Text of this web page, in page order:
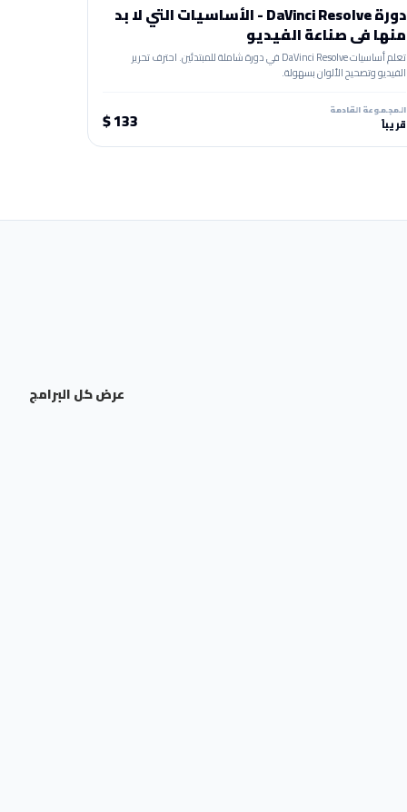
دورة DaVinci Resolve - الأساسيات التي لا بد
منها في صناعة الفيديو
تعلم أساسيات DaVinci Resolve في دورة شاملة للمبتدئين. احترف تحرير
الفيديو وتصحيح الألوان بسهولة.
المجموعة القادمة
قريباً 133 $
عرض كل البرامج